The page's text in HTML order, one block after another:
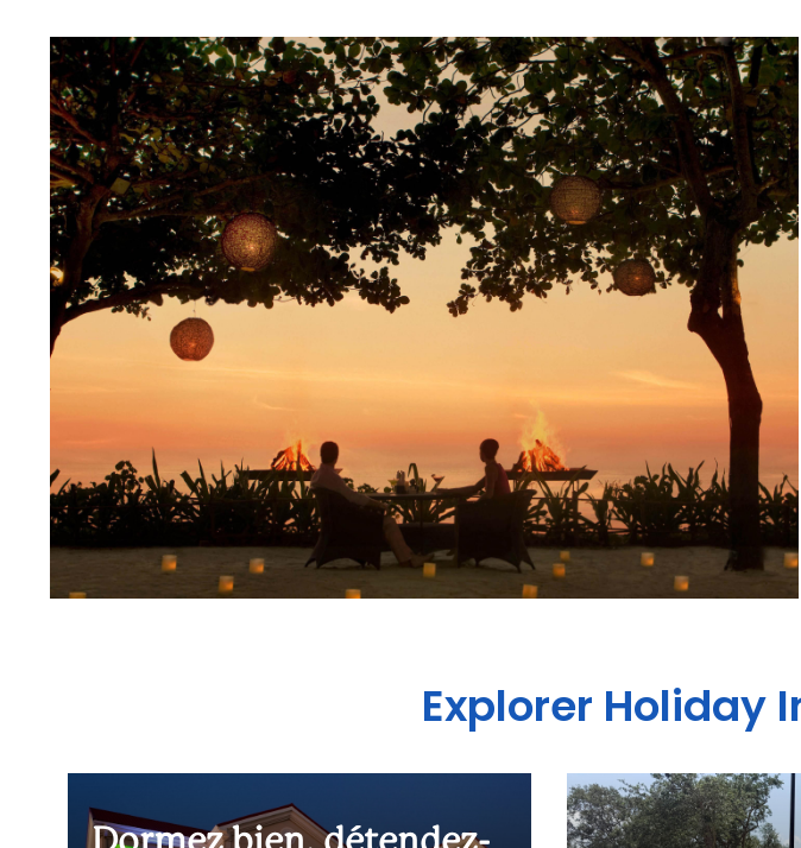
Explorer Holiday